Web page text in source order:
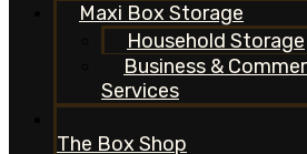
Maxi Box Storage
Household Storage
Business &
Services
The Box Shop